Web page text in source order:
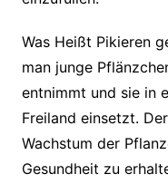
Was Heißt Pikieren
man junge
entnimmt und sie in
Freiland einsetzt.
Wachstum der
Gesundheit zu